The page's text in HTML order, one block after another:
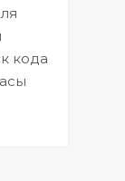
кода